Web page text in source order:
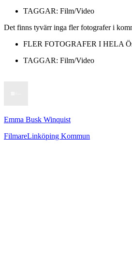
TAGGAR: Film/Video
Det finns tyvärr inga fler fotografer i
FLER FOTOGRAFER I HELA
TAGGAR: Film/Video
Emma Busk Winquist
FilmareLinköping Kommun